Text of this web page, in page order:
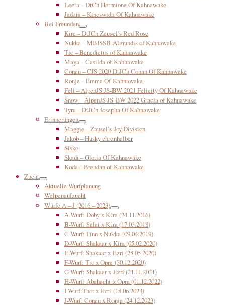
Leeta – DtCh Hermione Of Kahnawake
Jadzia – Kineswida Of Kahnawake
Bei Freunden
Kira – DtJCh Zausel’s Red Rose
Nukka – MBISSB Almundis of Kahnawake
Tio – Benedictus of Kahnawake
Maya – Casilda of Kahnawake
Conan – CJS 2020 DtJCh Conan Of Kahnawake
Ronja – Emma Of Kahnawake
Feli – AlpenJS JS-BW 2021 Felicity Of Kahnawake
Snow – AlpenJS JS-BW 2022 Gracia of Kahnawake
Tyra – DtJCh Josepha Of Kahnawake
Erinnerungen
Maggie – Zausel’s Joy Division
Jakob – Husky ehrenhalber
Sisko
Skadi – Gloria Of Kahnawake
Koda – Brendan of Kahnawake
Zucht
Aktuelle Wurfplanung
Welpenaufzucht
Würfe A – J (2016 – 2023)
A-Wurf: Doby x Kira (24.11.2016)
B-Wurf: Salai x Kira (17.03.2018)
C-Wurf: Finn x Nukka (09.04.2019)
D-Wurf: Shakaar x Kira (05.02.2020)
E-Wurf: Shakaar x Ezri (28.05.2020)
F-Wurf: Tio x Opra (30.12.2020)
G-Wurf: Shakaar x Ezri (21.11.2021)
H-Wurf: Abahachi x Opra (01.12.2022)
I-Wurf:Thor x Ezri (18.06.2023)
J-Wurf: Conan x Ronja (24.12.2023)